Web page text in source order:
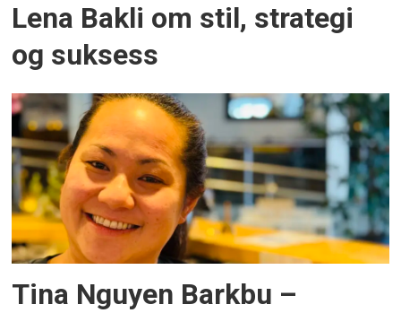
Lena Bakli om stil, strategi
og suksess
Tina Nguyen Barkbu –